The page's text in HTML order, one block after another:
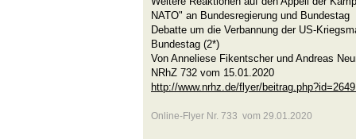
NATO" an Bundesregierung und Bundestag
Debatte um die Verbannung der US-
Bundestag (2*)
Von Anneliese Fikentscher und Andreas
NRhZ 732 vom 15.01.2020
http://www.nrhz.de/flyer/
Online-Flyer Nr. 733 vom 29.01.2020